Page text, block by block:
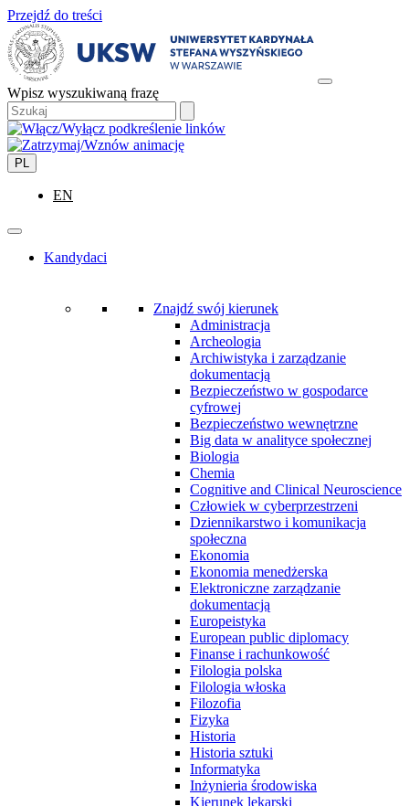
Przejdź do treści
Wpisz wyszukiwaną frazę
PL
EN
Kandydaci
Znajdź swój kierunek
Administracja
Archeologia
Archiwistyka i zarządzanie
dokumentacją
Bezpieczeństwo w gospodarce
cyfrowej
Bezpieczeństwo wewnętrzne
Big data w analityce społecznej
Biologia
Chemia
Cognitive and Clinical Neuroscience
Człowiek w cyberprzestrzeni
Dziennikarstwo i komunikacja
społeczna
Ekonomia
Ekonomia menedżerska
Elektroniczne zarządzanie
dokumentacją
Europeistyka
European public diplomacy
Finanse i rachunkowość
Filologia polska
Filologia włoska
Filozofia
Fizyka
Historia
Historia sztuki
Informatyka
Inżynieria środowiska
Kierunek lekarski